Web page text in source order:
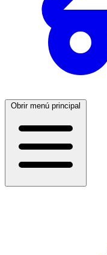
Obrir menú principal